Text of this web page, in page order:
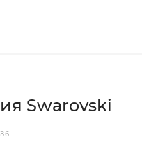
Swarovski